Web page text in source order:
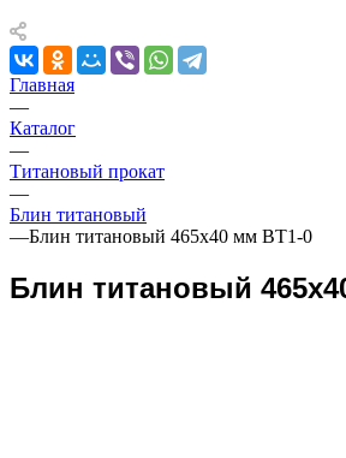
Главная
—
Каталог
—
Титановый прокат
—
Блин титановый
—Блин титановый 465х40 мм ВТ1-0
Блин титановый